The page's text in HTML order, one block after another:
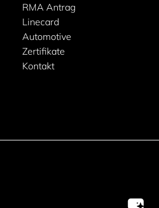
RMA Antrag
Linecard
Automotive
Zertifikate
Kontakt